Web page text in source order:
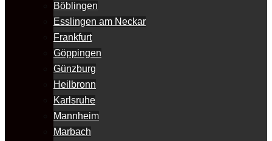
Böblingen
Esslingen am Neckar
Frankfurt
Göppingen
Günzburg
Heilbronn
Karlsruhe
Mannheim
Marbach